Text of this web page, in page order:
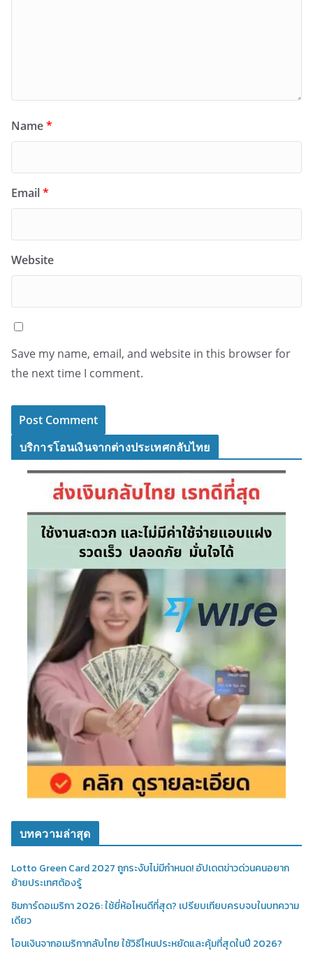
Name*
Email*
Website
Save my name, email, and website in this browser for
the next time I comment.
บริการโอนเงินจากต่างประเทศกลับไทย
บทความล่าสุด
Lotto Green Card 2027 ถูกระงับไม่มีกำหนด! อัปเดตข่าวด่วนคนอยาก
ย้ายประเทศต้องรู้
ซิมการ์ดอเมริกา 2026: ใช้ยี่ห้อไหนดีที่สุด? เปรียบเทียบครบจบในบทความ
เดียว
โอนเงินจากอเมริกากลับไทย ใช้วิธีไหนประหยัดและคุ้มที่สุดในปี 2026?